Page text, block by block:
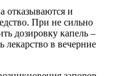
отказываются и
При не сильно
дозировку капель –
лекарство в вечерние